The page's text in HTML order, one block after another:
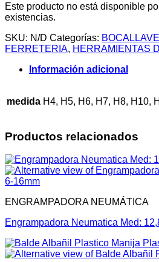
Este producto no está disponible
existencias.
SKU: N/D Categorías:
FERRETERIA, HERRAMIENTAS
Información adicional
medida H4, H5, H6, H7, H8, H10,
Productos relacionados
ENGRAMPADORA NEUMÁTICA
Engrampadora Neumatica Med: